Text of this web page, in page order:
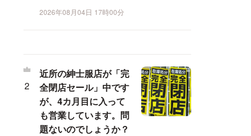
2026年08月04日 17時00分
近所の紳士服店が「完
全閉店セール」中です
が、4カ月目に入って
も営業しています。問
題ないのでしょうか？